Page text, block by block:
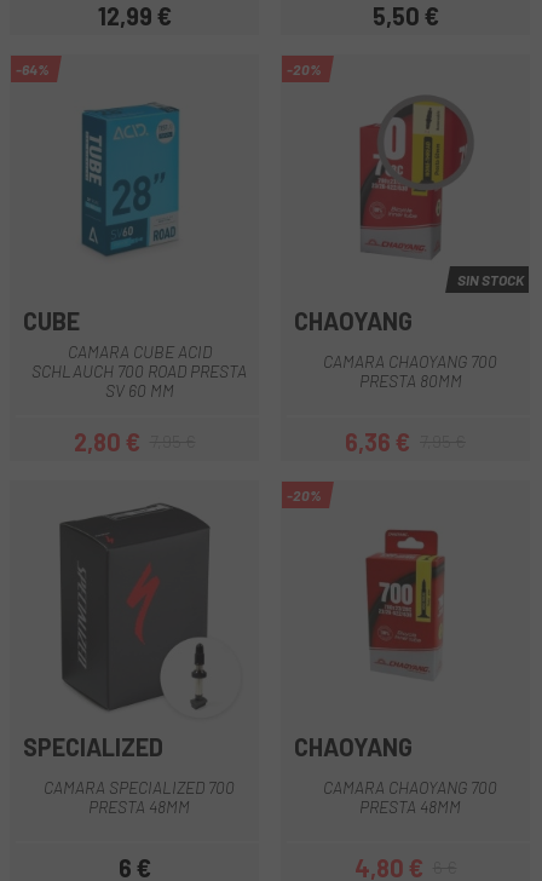
Precio
12,99 € Precio
5,50 €
-64%
CUBE
CAMARA CUBE ACID
SCHLAUCH 700 ROAD PRESTA
SV 60 MM
Precio
2,80 €Precio regular
-20%
SIN STOCK
CHAOYANG
CAMARA CHAOYANG 700
PRESTA 80MM
Precio
6,36 €Precio regular
SPECIALIZED
CAMARA SPECIALIZED 700
PRESTA 48MM
6 €
-20%
CHAOYANG
CAMARA CHAOYANG 700
PRESTA 48MM
4,80 €